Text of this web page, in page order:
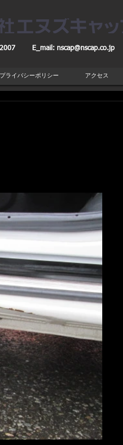
2007 E_mail: nscap@nscap.co.jp
プライバシーポリシー アクセス